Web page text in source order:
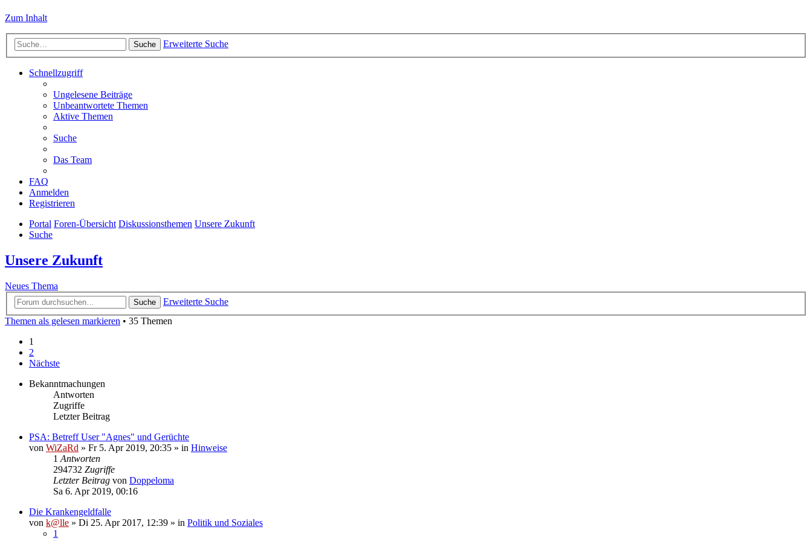
Zum Inhalt
Suche Erweiterte Suche
Schnellzugriff
Ungelesene Beiträge
Unbeantwortete Themen
Aktive Themen
Suche
Das Team
FAQ
Anmelden
Registrieren
Portal Foren-Übersicht Diskussionsthemen Unsere Zukunft
Suche
Unsere Zukunft
Neues Thema
Suche
Erweiterte Suche
Themen als gelesen markieren • 35 Themen
1
2
Nächste
Bekanntmachungen
Antworten
Zugriffe
Letzter Beitrag
PSA: Betreff User "Agnes" und Gerüchte
von WiZaRd » Fr 5. Apr 2019, 20:35 » in Hinweise
1Antworten
294732 Zugriffe
Letzter Beitrag von Doppeloma
Sa 6. Apr 2019, 00:16
Die Krankengeldfalle
von k@lle » Di 25. Apr 2017, 12:39 » in Politik und Soziales
1